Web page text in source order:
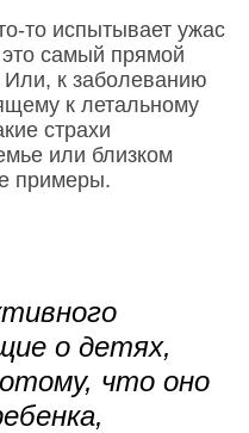
то испытывает ужас
самый прямой
Или, к заболеванию
к летальному
страхи
или близком
примеры.
о детях,
что оно